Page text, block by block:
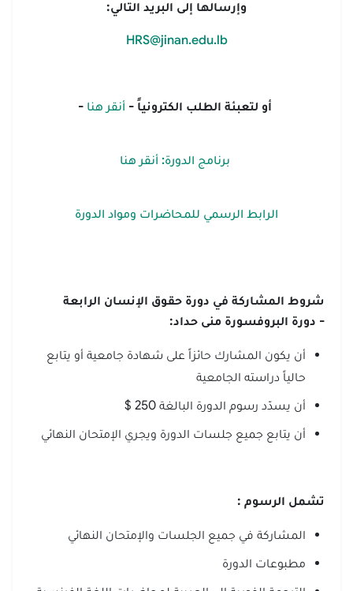
وإرسالها إلى البريد التالي:
HRS@jinan.edu.lb
أو لتعبئة الطلب الكترونياً - أنقر هنا -
برنامج الدورة: أنقر هنا
الرابط الرسمي للمحاضرات ومواد الدورة
شروط المشاركة في دورة حقوق الإنسان الرابعة
- دورة البروفسورة منى حداد:
أن يكون المشارك حائزاً على شهادة جامعية أو يتابع
حالياً دراسته الجامعية
أن يسدّد رسوم الدورة البالغة 250 $
أن يتابع جميع جلسات الدورة ويجري الإمتحان النهائي
تشمل الرسوم :
المشاركة في جميع الجلسات والإمتحان النهائي
مطبوعات الدورة